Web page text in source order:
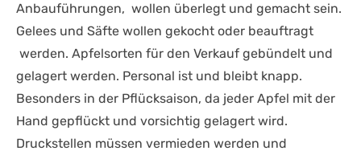
Anbauführungen, wollen überlegt und gemacht sein.
Gelees und Säfte wollen gekocht oder beauftragt
werden. Apfelsorten für den Verkauf gebündelt und
gelagert werden. Personal ist und bleibt knapp.
Besonders in der Pflücksaison, da jeder Apfel mit der
Hand gepflückt und vorsichtig gelagert wird.
Druckstellen müssen vermieden werden und